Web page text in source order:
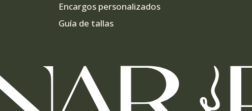
Encargos personalizados
Guía de tallas